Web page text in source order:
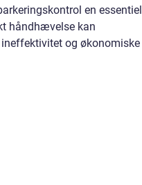
en essentiel
håndhævelse kan
og økonomiske